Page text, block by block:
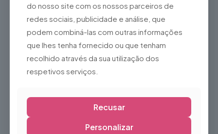
Montras
Quintas pedagógicas
Eventos temáticos
Festas escolares
Casas assombradas
Espaços comerciais
uma decoração temática acolhedora e original,
proporcionando um ambiente divertido e cheio de
personalidade para qualquer evento ou espaço.
do nosso site com os nossos parceiros de
redes sociais, publicidade e análise, que
podem combiná-las com outras informações
que lhes tenha fornecido ou que tenham
recolhido através da sua utilização dos
respetivos serviços.
Recusar
Personalizar